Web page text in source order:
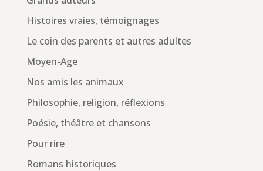
Histoires vraies, témoignages
Le coin des parents et autres adultes
Moyen-Age
Nos amis les animaux
Philosophie, religion, réflexions
Poésie, théâtre et chansons
Pour rire
Romans historiques